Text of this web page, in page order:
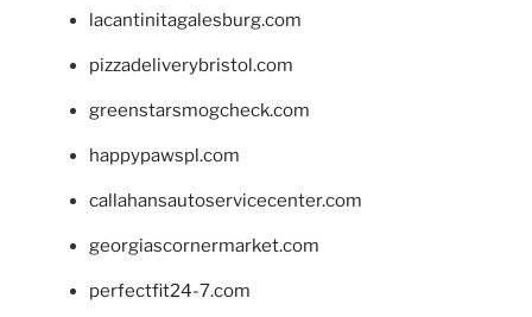
lacantinitagalesburg.com
pizzadeliverybristol.com
greenstarsmogcheck.com
happypawspl.com
callahansautoservicecenter.com
georgiascornermarket.com
perfectfit24-7.com